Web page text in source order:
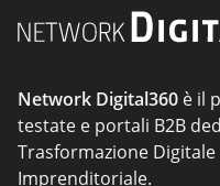
Network Digital360 è il
testate e portali B2B
Trasformazione
Imprenditoriale.